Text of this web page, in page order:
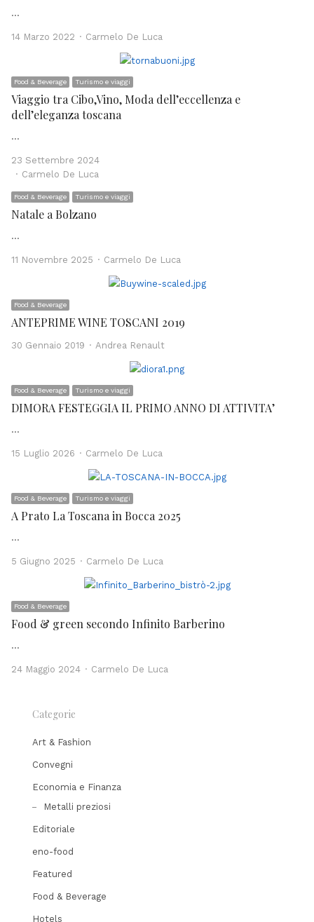
…
14 Marzo 2022 Author
Carmelo De Luca
Food & Beverage Turismo e viaggi
Viaggio tra Cibo,Vino, Moda dell’eccellenza e
dell’eleganza toscana
…
23 Settembre 2024
Author
Carmelo De Luca
Food & Beverage Turismo e viaggi
Natale a Bolzano
…
11 Novembre 2025 Author
Carmelo De Luca
Food & Beverage
ANTEPRIME WINE TOSCANI 2019
30 Gennaio 2019 Author
Andrea Renault
Food & Beverage Turismo e viaggi
DIMORA FESTEGGIA IL PRIMO ANNO DI ATTIVITA’
…
15 Luglio 2026 Author
Carmelo De Luca
Food & Beverage Turismo e viaggi
A Prato La Toscana in Bocca 2025
…
5 Giugno 2025 Author
Carmelo De Luca
Food & Beverage
Food & green secondo Infinito Barberino
…
24 Maggio 2024 Author
Carmelo De Luca
Categorie
Art & Fashion
Convegni
Economia e Finanza
Metalli preziosi
Editoriale
eno-food
Featured
Food & Beverage
Hotels